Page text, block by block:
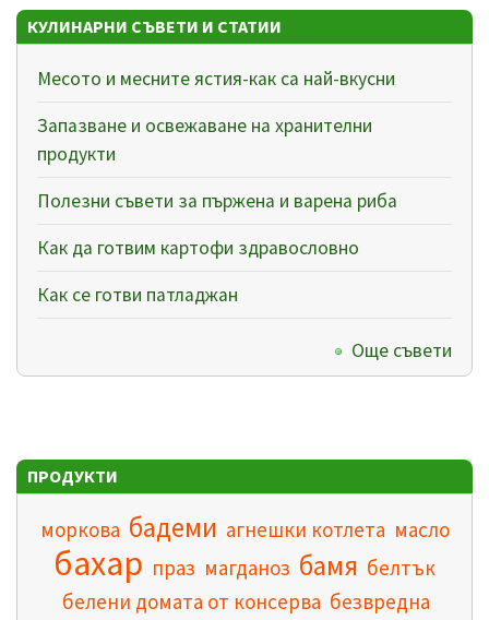
КУЛИНАРНИ СЪВЕТИ И СТАТИИ
Месото и месните ястия-как са най-вкусни
Запазване и освежаване на хранителни
продукти
Полезни съвети за пържена и варена риба
Как да готвим картофи здравословно
Как се готви патладжан
Още съвети
ПРОДУКТИ
моркова бадеми агнешки котлета масло
бахар праз магданоз бамя белтък
белени домата от консерва безвредна